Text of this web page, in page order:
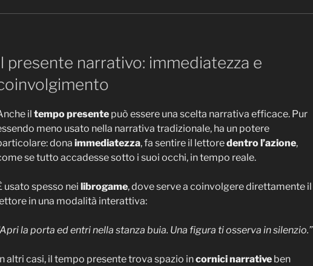
presente narrativo: immediatezza e
il tempo presente può essere una scelta narrativa efficace. Pur
meno usato nella narrativa tradizionale, ha un potere
dona immediatezza, fa sentire il lettoredentro l’azione,
se tutto accadesse sotto i suoi occhi, in tempo reale.
usato spesso nei librogame, dove serve a coinvolgere direttamente il
in una modalità interattiva:
la porta ed entri nella stanza buia. Una figura ti osserva in silenzio.”
altri casi, il tempo presente trova spazio incornici narrative ben